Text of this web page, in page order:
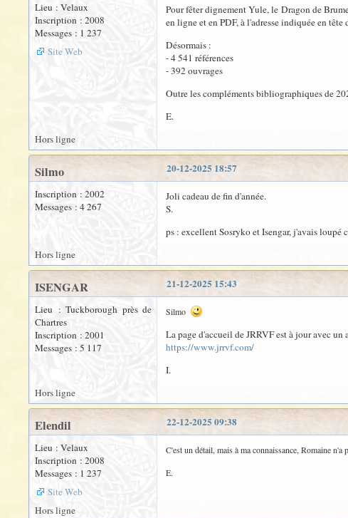
Lieu : Velaux
Inscription : 2008
Messages : 1 237
Site Web
Pour fêter dignement Yule, le Dragon de
en ligne et en PDF, à l'adresse indiquée en tête
Désormais :
- 4 541 références
- 392 ouvrages
Outre les compléments bibliographiques de
E.
Hors ligne
20-12-2025 18:57
Silmo
Inscription : 2002
Messages : 4 267
Joli cadeau de fin d'année.
S.
ps : excellent Sosryko et Isengar, j'avais loupé
Hors ligne
21-12-2025 15:43
ISENGAR
Lieu : Tuckborough près de
Chartres
Inscription : 2001
Messages : 5 117
Silmo
La page d'accueil de JRRVF est à jour avec un
https://www.jrrvf.com/
I.
Hors ligne
22-12-2025 09:38
Elendil
Lieu : Velaux
Inscription : 2008
Messages : 1 237
Site Web
C'est un détail, mais à ma connaissance, Romaine n'a
E.
Hors ligne